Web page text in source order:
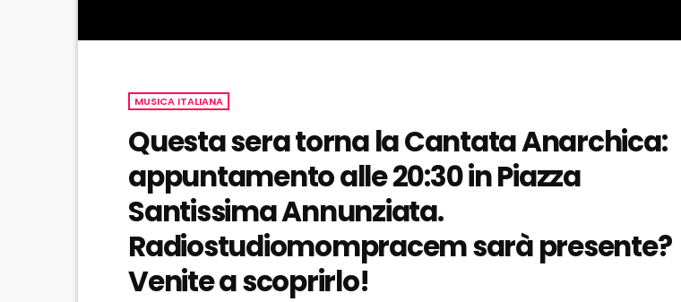
MUSICA ITALIANA
Questa sera torna la Cantata Anarchica:
appuntamento alle 20:30 in Piazza
Santissima Annunziata.
Radiostudiomompracem sarà presente?
Venite a scoprirlo!